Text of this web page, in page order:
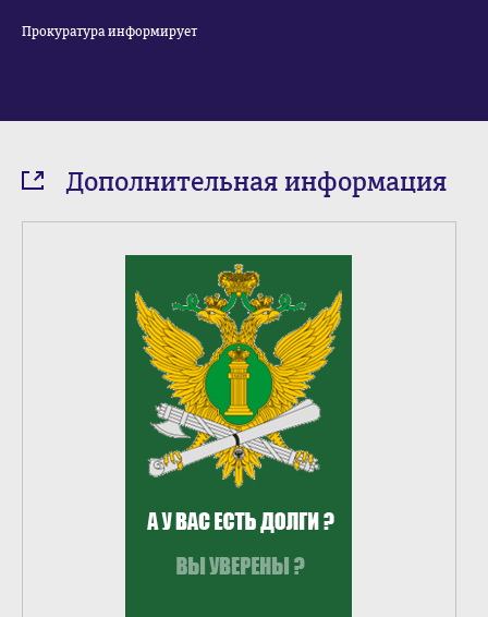
Прокуратура информирует
Дополнительная информация